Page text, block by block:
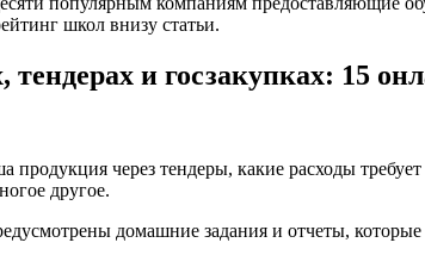
школ внизу статьи.
и госзакупках: 15
продукция через тендеры, какие расходы
другое.
домашние задания и отчеты,